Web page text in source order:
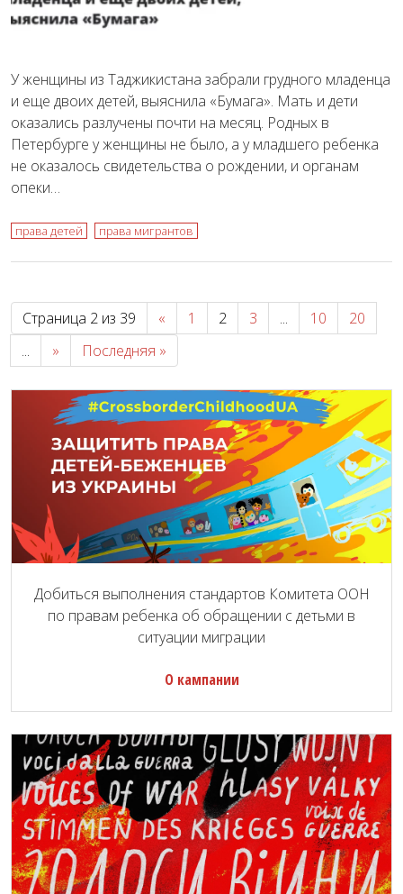
У женщины из Таджикистана забрали грудного младенца
и еще двоих детей, выяснила «Бумага». Мать и дети
оказались разлучены почти на месяц. Родных в
Петербурге у женщины не было, а у младшего ребенка
не оказалось свидетельства о рождении, и органам
опеки…
права детей права мигрантов
Страница 2 из 39 « 1 2 3 ... 10
20
...
» Последняя »
Добиться выполнения стандартов Комитета ООН
по правам ребенка об обращении с детьми в
ситуации миграции
О кампании